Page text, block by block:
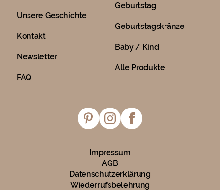
Unsere Geschichte
Kontakt
Newsletter
FAQ
Geburtstag
Geburtstagskränze
Baby / Kind
Alle Produkte
Impressum
AGB
Datenschutzerklärung
Wiederrufsbelehrung